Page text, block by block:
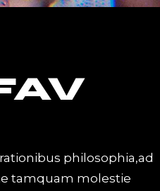
philosophia,ad
tamquam molestie